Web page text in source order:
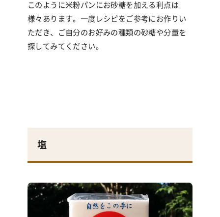
このように米粉パンにお砂糖を加える利点は
様々あります。一度レシピをご参考にお作りい
ただき、ご自分のお好みの種類の砂糖や分量を
探してみてください。
塩